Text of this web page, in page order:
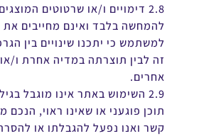
2.8 דימויים ו/או שרטוטים
להמחשה בלבד ואינם מחייבים
למשתמש כי יתכנו שינויים בין
זה לבין תוצרתה במדיה אחרת ו/
אחרים.
2.9 השימוש באתר אינו מוגבל
תוכן פוגעני או שאינו ראוי, הנכם
קשר ואנו נפעל להגבלתו או